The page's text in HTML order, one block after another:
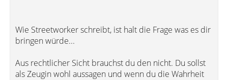
Wie Streetworker schreibt, ist halt die Frage was es dir
bringen würde...
Aus rechtlicher Sicht brauchst du den nicht. Du sollst
als Zeugin wohl aussagen und wenn du die Wahrheit